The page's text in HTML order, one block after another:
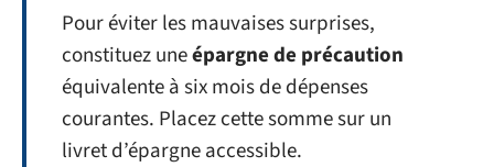
Pour éviter les mauvaises surprises,
constituez uneépargne de précaution
équivalente à six mois de dépenses
courantes. Placez cette somme sur un
livret d’épargne accessible.